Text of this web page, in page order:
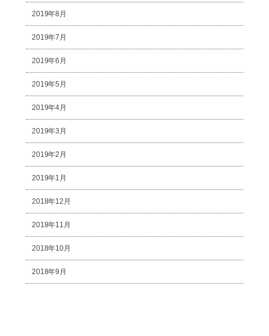
2019年8月
2019年7月
2019年6月
2019年5月
2019年4月
2019年3月
2019年2月
2019年1月
2018年12月
2018年11月
2018年10月
2018年9月